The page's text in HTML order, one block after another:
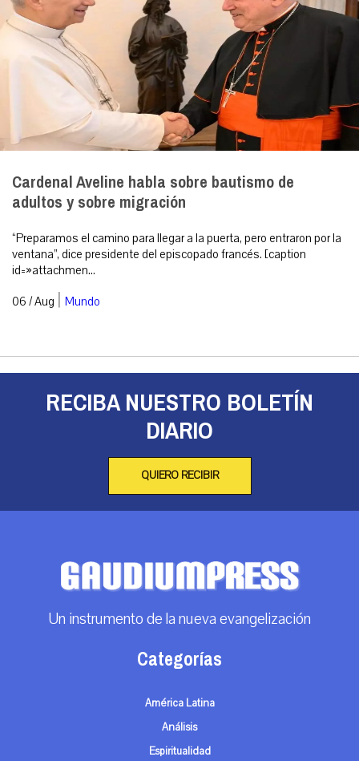
Cardenal Aveline habla sobre bautismo de
adultos y sobre migración
“Preparamos el camino para llegar a la puerta, pero entraron por la
ventana”, dice presidente del episcopado francés. [caption
id=»attachmen...
06 / Aug | Mundo
RECIBA NUESTRO BOLETÍN
DIARIO
QUIERO RECIBIR
Un instrumento de la nueva evangelización
Categorías
América Latina
Análisis
Espiritualidad